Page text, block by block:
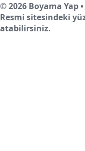
© 2026 Boyama Yap
Resmi sitesindeki
atabilirsiniz.